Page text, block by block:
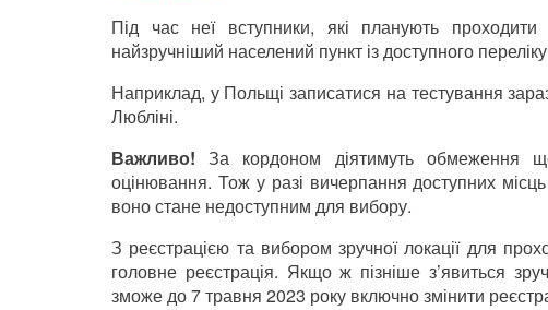
Під час неї вступники, які планують
найзручніший населений пункт із доступного
Наприклад, у Польщі записатися на тестування
Любліні.
Важливо! За кордоном діятимуть обмеження
оцінювання. Тож у разі вичерпання доступних
воно стане недоступним для вибору.
З реєстрацією та вибором зручної локації для
головне реєстрація. Якщо ж пізніше з’явиться
зможе до 7 травня 2023 року включно змінити